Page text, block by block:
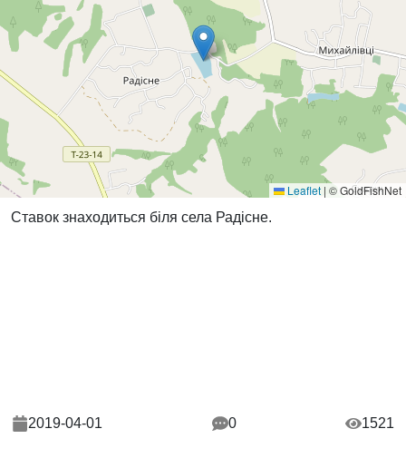
Leaflet | © GoldFishNet
Ставок знаходиться біля села Радісне.
2019-04-01 0 1521